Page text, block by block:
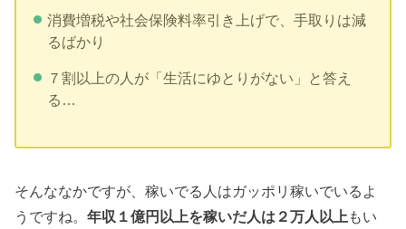
消費増税や社会保険料率引き上げで、手取りは減
るばかり
７割以上の人が「生活にゆとりがない」と答え
る…
そんななかですが、稼いでる人はガッポリ稼いでいるよ
うですね。年収１億円以上を稼いだ人は２万人以上 もい